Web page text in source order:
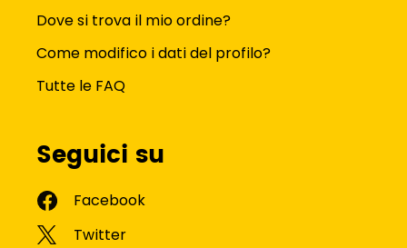
Dove si trova il mio ordine?
Come modifico i dati del profilo?
Tutte le FAQ
Seguici su